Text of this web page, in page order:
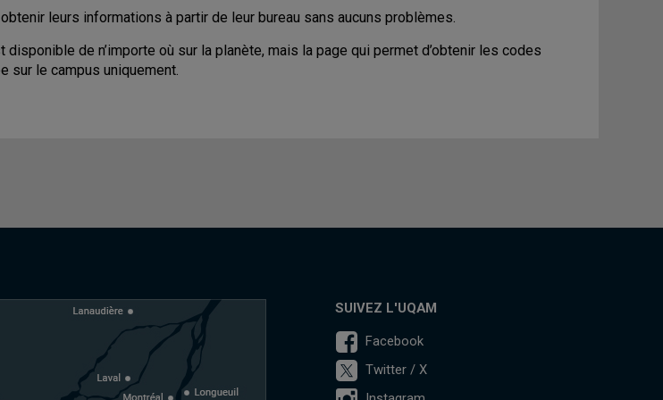
leurs informations à partir de leur bureau sans aucuns problèmes.
disponible de n’importe où sur la planète, mais la page qui permet d’obtenir les codes
sur le campus uniquement.
SUIVEZ L'UQAM
Facebook
Twitter / X